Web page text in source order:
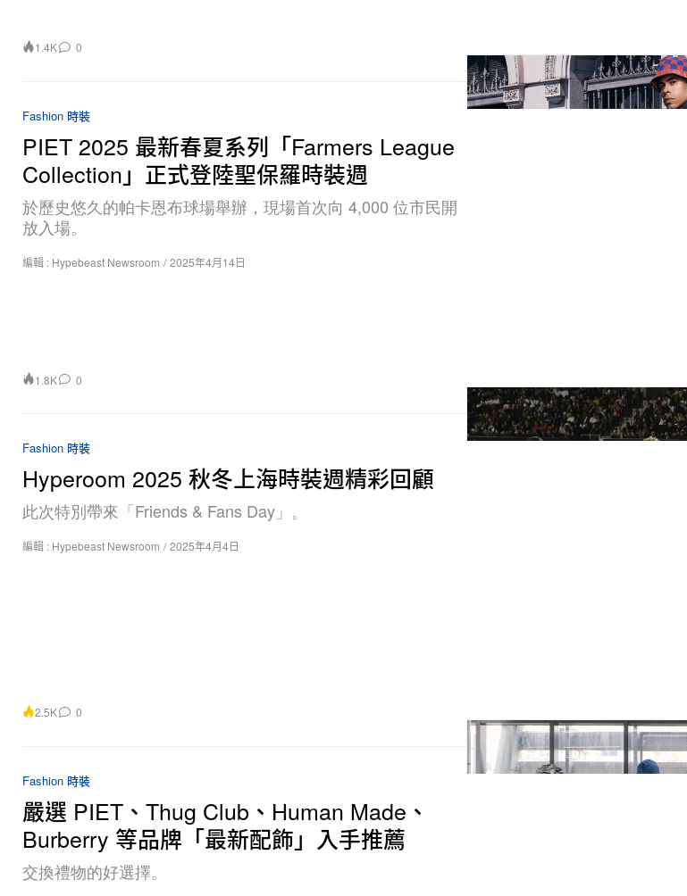
1.4K 0
Fashion 時裝
PIET 2025 最新春夏系列「Farmers League
Collection」正式登陸聖保羅時裝週
於歷史悠久的帕卡恩布球場舉辦，現場首次向 4,000 位市民開
放入場。
編輯 : Hypebeast Newsroom / 2025年4月14日
1.8K 0
Fashion 時裝
Hyperoom 2025 秋冬上海時裝週精彩回顧
此次特別帶來「Friends & Fans Day」。
編輯 : Hypebeast Newsroom / 2025年4月4日
2.5K 0
Fashion 時裝
嚴選 PIET、Thug Club、Human Made、
Burberry 等品牌「最新配飾」入手推薦
交換禮物的好選擇。